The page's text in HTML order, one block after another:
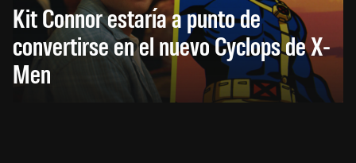
Kit Connor estaría a punto de
convertirse en el nuevo Cyclops de X-
Men